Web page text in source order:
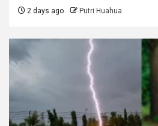
2 days ago Putri Huahua